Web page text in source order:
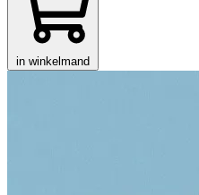
in winkelmand